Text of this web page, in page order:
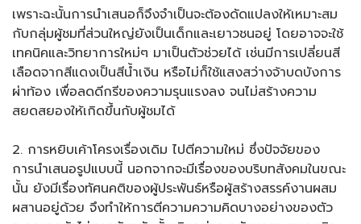
เพราะฉะนั้นการนำเสนอก็จึงจำเป็นจะต้องดัดแปลงให้เหมาะสม
กับกลุ่มผู้ชมที่ส่วนใหญ่ยังเป็นเด็กและเยาวชนอยู่ โดยอาจจะใช้
เทคนิคและวิทยาการใหม่ๆ มาเป็นตัวช่วยได้ เช่นมีการเปลี่ยนสี
เลือดจากสีแดงเป็นสีน้ำเงิน หรือไม่ก็ใช้แสงสว่างจ้าบดบังการ
ผ่าท้อง เพื่อลดดีกรีของความรุนแรงลง จนไม่สร้างความ
สยดสยองให้เกิดขึ้นกับผู้ชมได้
2. การหยิบเค้าโครงเรื่องเดิม ไปตีความใหม่ ซึ่งปัจจัยของ
การนำเสนอรูปแบบนี้ นอกจากจะมีเรื่องของบริบทสังคมในขณะ
นั้น ยังมีเรื่องทัศนคติของผู้ประพันธ์หรือผู้สร้างสรรค์งานผสม
ผสานอยู่ด้วย จึงทำให้การตีความความคิดบางอย่างของตัว